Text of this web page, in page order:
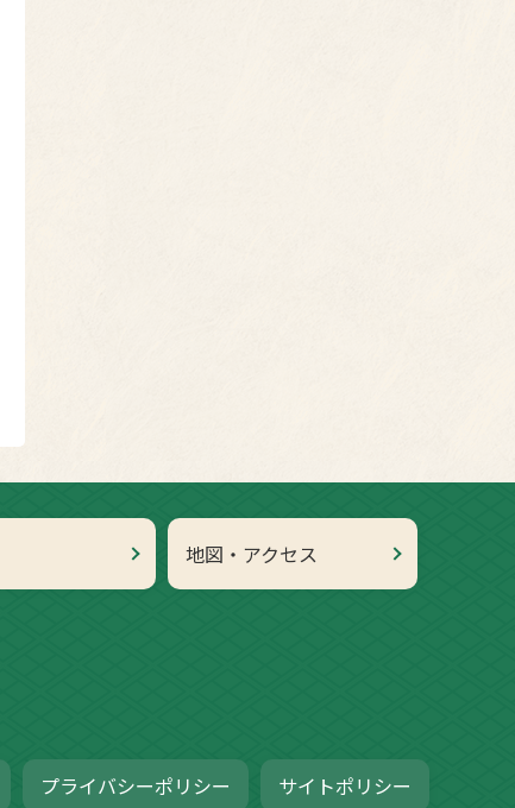
地図・アクセス
プライバシーポリシー サイトポリシー